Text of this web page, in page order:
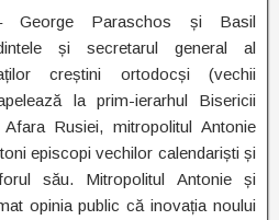
George Paraschos și Basil
și secretarul general al
creștini ortodocși (vechii
la prim-ierarhul Bisericii
Rusiei, mitropolitul Antonie
episcopi vechilor calendariști și
său. Mitropolitul Antonie și
opinia public că inovația noului